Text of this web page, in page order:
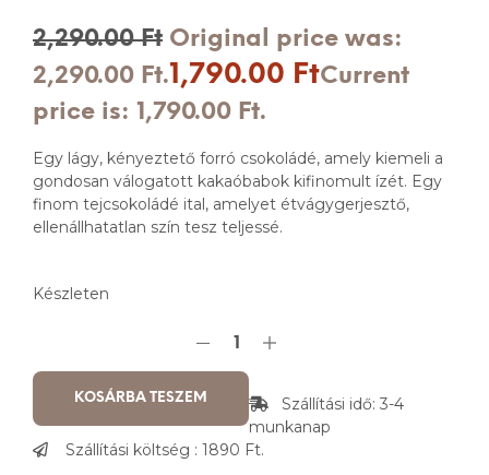
2,290.00Ft Original price was:
2,290.00 Ft.1,790.00 FtCurrent
price is: 1,790.00 Ft.
Egy lágy, kényeztető forró csokoládé, amely kiemeli a
gondosan válogatott kakaóbabok kifinomult ízét. Egy
finom tejcsokoládé ital, amelyet étvágygerjesztő,
ellenállhatatlan szín tesz teljessé.
Készleten
KOSÁRBA TESZEM
Szállítási idő: 3-4
munkanap
Szállítási költség : 1890 Ft.